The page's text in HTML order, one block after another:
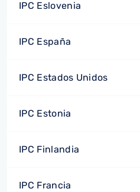
IPC Eslovenia
IPC España
IPC Estados Unidos
IPC Estonia
IPC Finlandia
IPC Francia